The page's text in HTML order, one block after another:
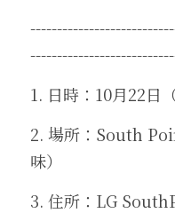
1. 日時：10月22日
2. 場所：South
味）
3. 住所：LG